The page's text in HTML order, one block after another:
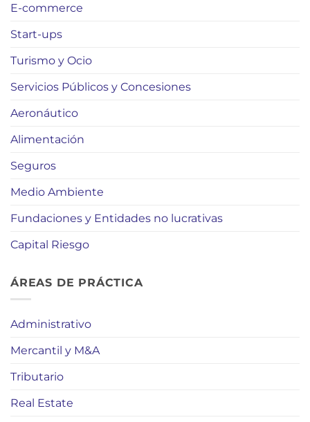
E-commerce
Start-ups
Turismo y Ocio
Servicios Públicos y Concesiones
Aeronáutico
Alimentación
Seguros
Medio Ambiente
Fundaciones y Entidades no lucrativas
Capital Riesgo
ÁREAS DE PRÁCTICA
Administrativo
Mercantil y M&A
Tributario
Real Estate